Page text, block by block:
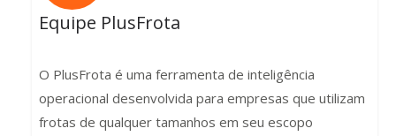
Equipe PlusFrota
O PlusFrota é uma ferramenta de inteligência
operacional desenvolvida para empresas que utilizam
frotas de qualquer tamanhos em seu escopo